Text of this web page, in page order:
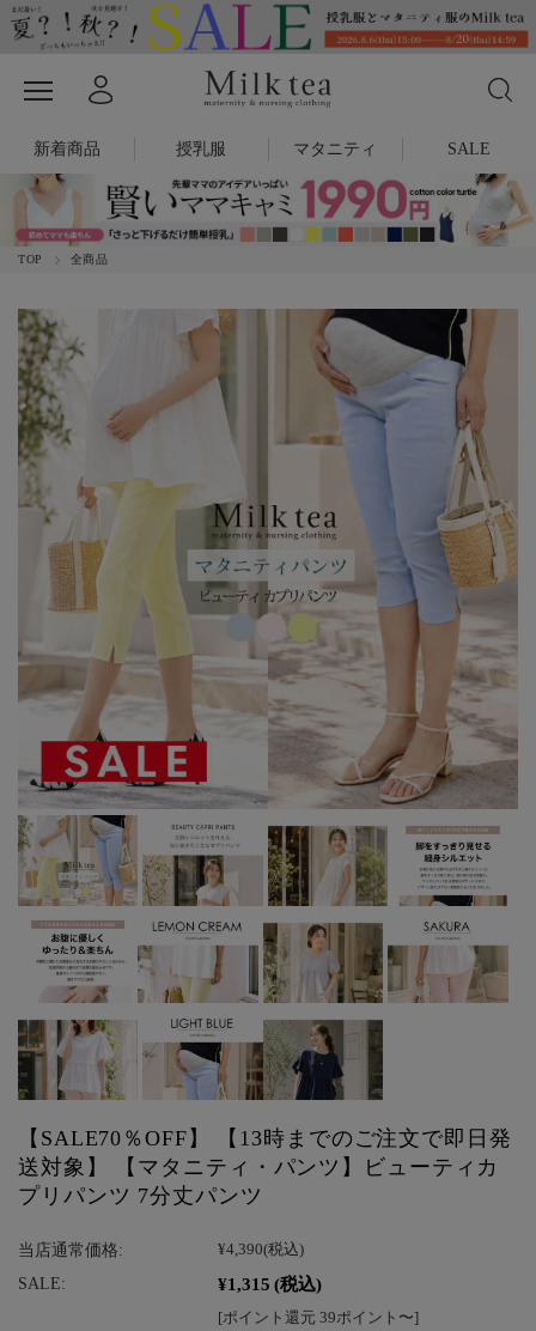
新着商品 授乳服 マタニティ SALE
TOP 全商品
【SALE70％OFF】 【13時までのご注文で即日発
送対象】 【マタニティ・パンツ】ビューティカ
プリパンツ 7分丈パンツ
当店通常価格: ¥4,390(税込)
SALE: ¥1,315 (税込)
[ポイント還元 39ポイント〜]